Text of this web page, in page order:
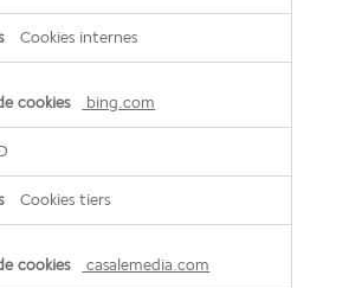
Cookies internes
bing.com
Cookies tiers
casalemedia.com